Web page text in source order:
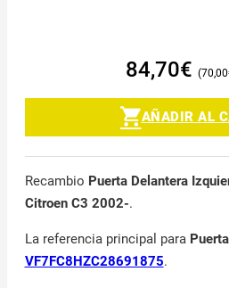
84,70€ 70,00
AÑADIR AL
Recambio Puerta Delantera
Citroen C3 2002-.
La referencia principal para
VF7FC8HZC28691875.